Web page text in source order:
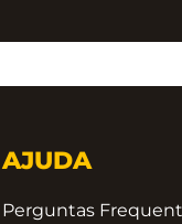
AJUDA
Perguntas